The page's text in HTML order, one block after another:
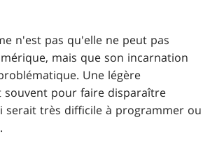
n'est pas qu'elle ne peut pas
mais que son incarnation
Une légère
pour faire disparaître
serait très difficile à programmer ou